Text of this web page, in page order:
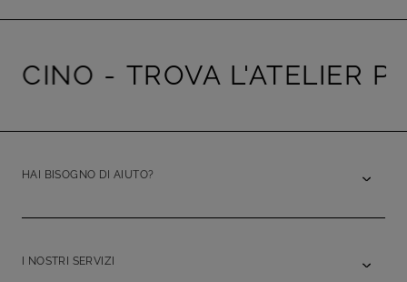
- TROVA L'ATELIER PIÙ
HAI BISOGNO DI AIUTO?
I NOSTRI SERVIZI